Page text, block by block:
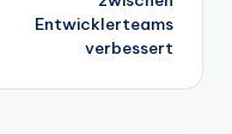
Entwicklerteams
verbessert